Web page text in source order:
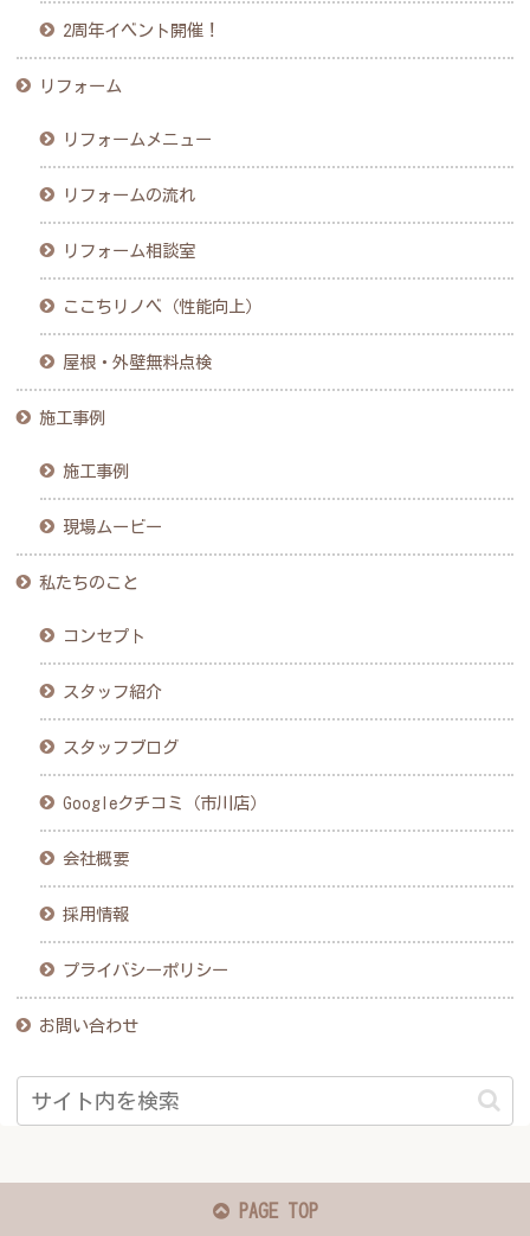
2周年イベント開催！
リフォーム
リフォームメニュー
リフォームの流れ
リフォーム相談室
ここちリノベ（性能向上）
屋根・外壁無料点検
施工事例
施工事例
現場ムービー
私たちのこと
コンセプト
スタッフ紹介
スタッフブログ
Googleクチコミ（市川店）
会社概要
採用情報
プライバシーポリシー
お問い合わせ
PAGE TOP